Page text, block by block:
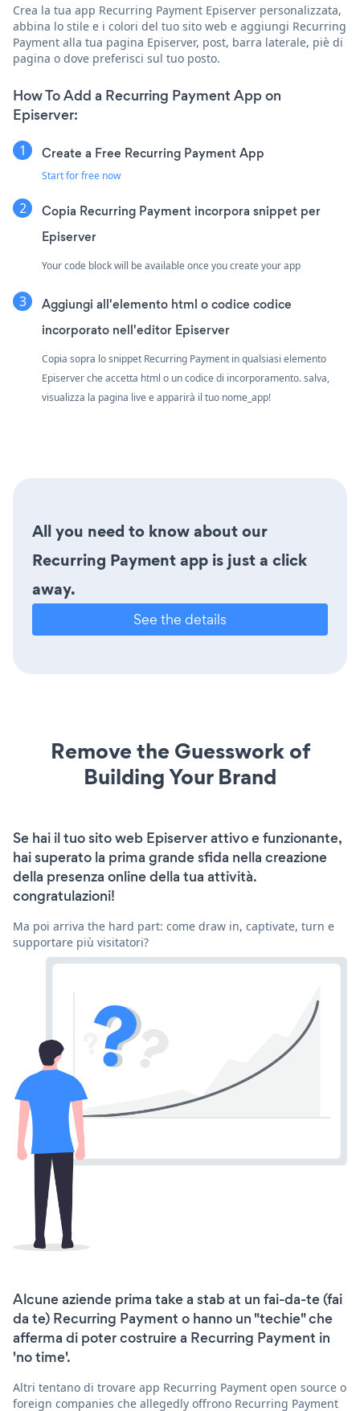
Crea la tua app Recurring Payment Episerver personalizzata,
abbina lo stile e i colori del tuo sito web e aggiungi Recurring
Payment alla tua pagina Episerver, post, barra laterale, piè di
pagina o dove preferisci sul tuo posto.
How To Add a Recurring Payment App on
Episerver:
Create a Free Recurring Payment App
Start for free now
Copia Recurring Payment incorpora snippet per
Episerver
Your code block will be available once you create your app
Aggiungi all'elemento html o codice codice
incorporato nell'editor Episerver
Copia sopra lo snippet Recurring Payment in qualsiasi elemento
Episerver che accetta html o un codice di incorporamento. salva,
visualizza la pagina live e apparirà il tuo nome_app!
All you need to know about our
Recurring Payment app is just a click
away.
See the details
Remove the Guesswork of
Building Your Brand
Se hai il tuo sito web Episerver attivo e funzionante,
hai superato la prima grande sfida nella creazione
della presenza online della tua attività.
congratulazioni!
Ma poi arriva the hard part: come draw in, captivate, turn e
supportare più visitatori?
Alcune aziende prima take a stab at un fai-da-te (fai
da te) Recurring Payment o hanno un "techie" che
afferma di poter costruire a Recurring Payment in
'no time'.
Altri tentano di trovare app Recurring Payment open source o
foreign companies che allegedly offrono Recurring Payment